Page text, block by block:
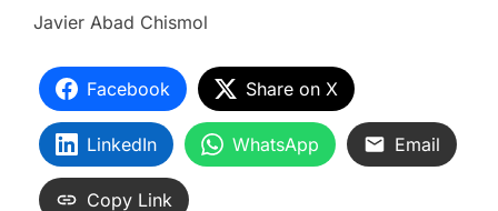
Javier Abad Chismol
Facebook Share on X
LinkedIn WhatsApp Email
Copy Link